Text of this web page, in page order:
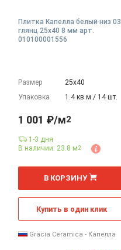
Плитка Капелла белый низ 03
глянц 25x40 8 мм арт.
010100001556
Размер
25х40
Упаковка
1.4 кв.м./ 14 шт.
1 001 ₽/м2
1-3 дня
В наличии: 23.8 м2
м
В КОРЗИНУ
Купить в один клик
Gracia Ceramica - Капелла